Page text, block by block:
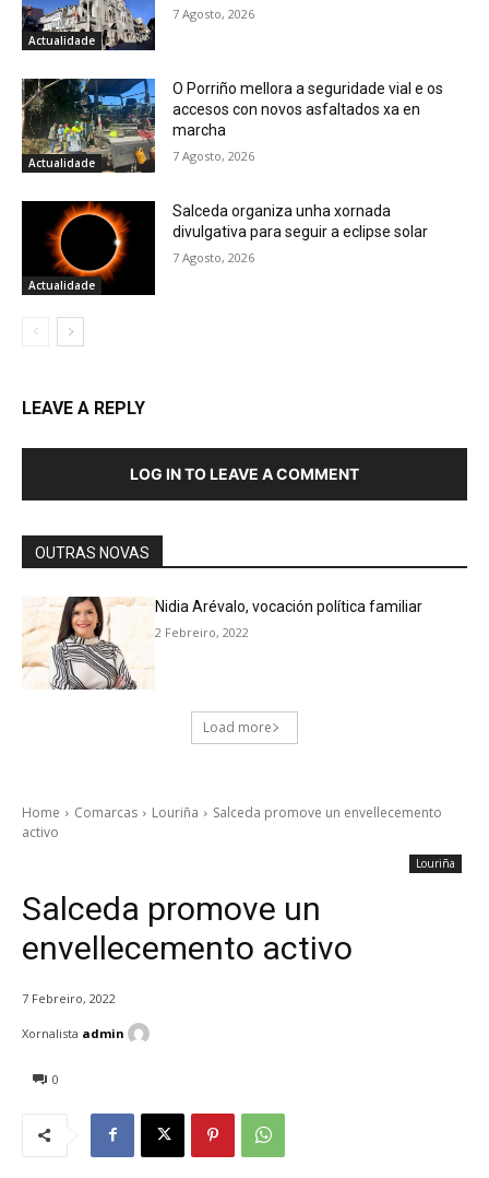
Actualidade
7 Agosto, 2026
Actualidade
O Porriño mellora a seguridade vial e os
accesos con novos asfaltados xa en
marcha
7 Agosto, 2026
Actualidade
Salceda organiza unha xornada
divulgativa para seguir a eclipse solar
7 Agosto, 2026
LEAVE A REPLY
LOG IN TO LEAVE A COMMENT
OUTRAS NOVAS
Nidia Arévalo, vocación política familiar
2 Febreiro, 2022
Load more